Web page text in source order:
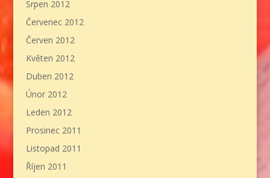
Srpen 2012
Červenec 2012
Červen 2012
Květen 2012
Duben 2012
Únor 2012
Leden 2012
Prosinec 2011
Listopad 2011
Říjen 2011